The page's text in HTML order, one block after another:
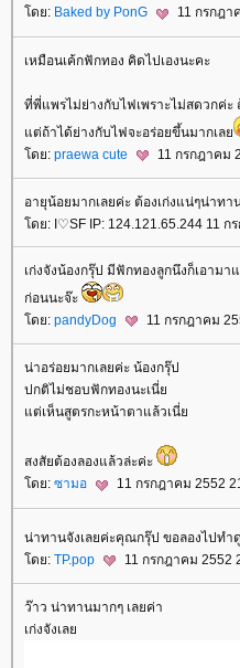
โดย: Baked by PonG 11 กรกฎา
เหมือนเค้กฟักทอง คิดไปเองนะคะ
ที่พี่แพรไม่ย่างกับไฟเพราะไม่สดวกค่
แต่ถ้าได้ย่างกับไฟจะอร่อยขึ้นมากเลย
โดย: praewa cute 11 กรกฎาคม
อายุน้อยมากเลยค่ะ ต้องเก่งแน่ๆน่าทา
โดย: I♡SF IP: 124.121.65.244 11 ก
เก่งจังน้องกรุ๊ป มีฟักทองลูกนึงก็เอาม
ก่อนนะจ๊ะ
โดย: pandyDog 11 กรกฎาคม
น่าอร่อยมากเลยค่ะ น้องกรุ๊ป
ปกติไม่ชอบฟักทองนะเนี่ย
แต่เห็นสูตรกะหน้าตาแล้วเนี่ย
สงสัยต้องลองแล้วล่ะค่ะ
โดย: ซามอ 11 กรกฎาคม 2552
น่าทานจังเลยค่ะคุณกรุ๊ป ขอลองไปทำ
โดย: TP.pop 11 กรกฎาคม 2552
ว๊าว น่าทานมากๆ เลยค่า
เก่งจังเลย